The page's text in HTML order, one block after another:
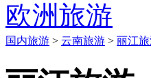
欧洲旅游
国内旅游 > 云南旅游 > 丽江